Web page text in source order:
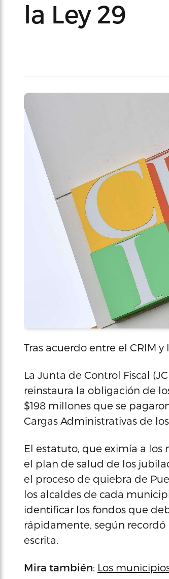
la Ley 29
Tras acuerdo entre el CRIM
La Junta de Control Fiscal
reinstaura la obligación de
$198 millones que se
Cargas Administrativas de
El estatuto, que eximía a los
el plan de salud de los
el proceso de quiebra de
los alcaldes de cada
identificar los fondos que
rápidamente, según
escrita.
Mira también: Los